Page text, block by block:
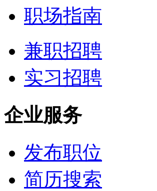
职场指南
兼职招聘
实习招聘
企业服务
发布职位
简历搜索